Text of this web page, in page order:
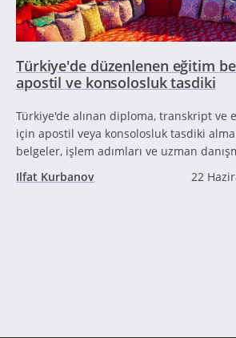
Türkiye'de düzenlenen eğitim
apostil ve konsolosluk tasdiki
Türkiye'de alınan diploma, transkript ve
için apostil veya konsolosluk tasdiki
belgeler, işlem adımları ve uzman
Ilfat Kurbanov
22